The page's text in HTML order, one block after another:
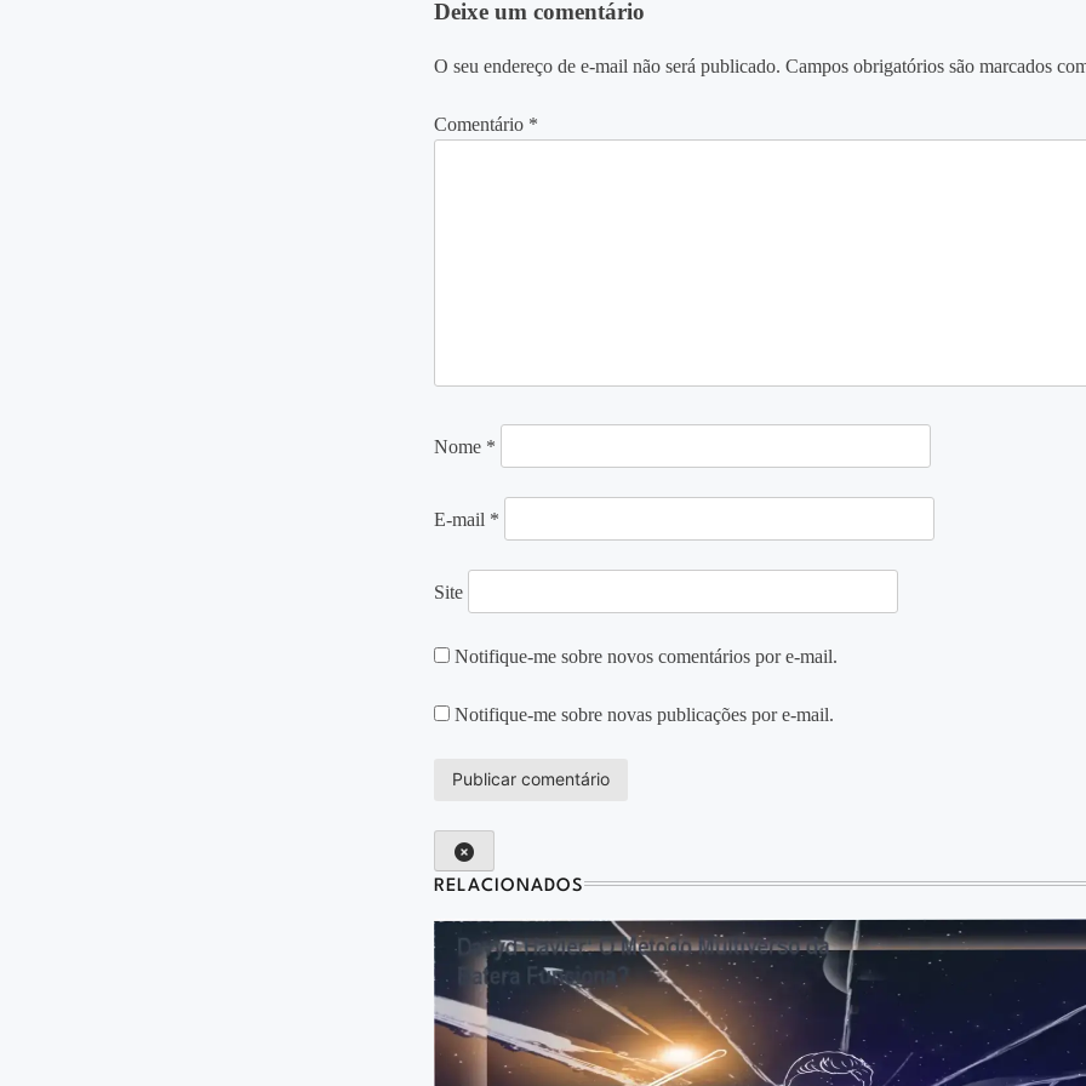
Post
Deixe um comentário
O seu endereço de e-mail não será publicado. Campos obrigatórios são marcados
Comentário *
Nome *
E-mail *
Site
Notifique-me sobre novos comentários por e-mail.
Notifique-me sobre novas publicações por e-mail.
RELACIONADOS